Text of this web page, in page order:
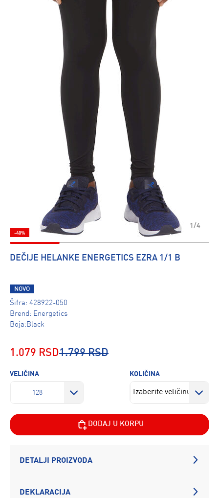
1/4
-40%
DEČIJE HELANKE ENERGETICS EZRA 1/1 B
NOVO
Šifra: 428922-050
Brend: Energetics
Boja:Black
1.079 RSD1.799 RSD
VELIČINA
128
KOLIČINA
DODAJ U KORPU
DETALJI PROIZVODA
DEKLARACIJA